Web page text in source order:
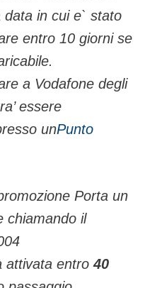
data in cui e` stato
entro 10 giorni se
a Vodafone degli
essere
unPunto
Porta un
chiamando il
attivata entro40